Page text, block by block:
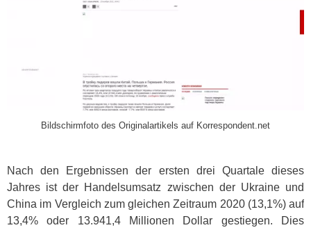
Bildschirmfoto des Originalartikels auf Korrespondent.net
Nach den Ergebnissen der ersten drei Quartale dieses
Jahres ist der Handelsumsatz zwischen der Ukraine und
China im Vergleich zum gleichen Zeitraum 2020 (13,1%) auf
13,4% oder 13.941,4 Millionen Dollar gestiegen. Dies